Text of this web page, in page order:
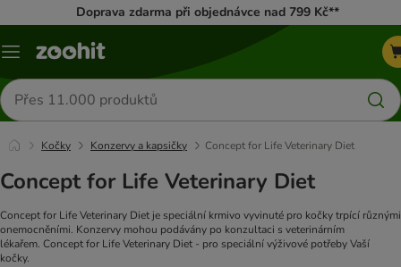
Doprava zdarma při objednávce nad 799 Kč**
Menu
Hledat
produkty
Kočky Konzervy a kapsičky Concept for Life Veterinary Diet
Concept for Life Veterinary Diet
Concept for Life Veterinary Diet je speciální krmivo vyvinuté pro kočky trpící různými
onemocněními. Konzervy mohou podávány po konzultaci s veterinárním
lékařem. Concept for Life Veterinary Diet - pro speciální výživové potřeby Vaší
kočky.